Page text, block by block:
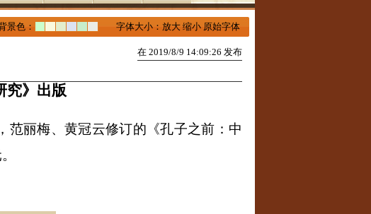
景色： 字体大小： 放大 缩小 原始字体
在 2019/8/9 14:09:26 发布
》 出版
范丽梅、黄冠云修订的《孔子之前：中